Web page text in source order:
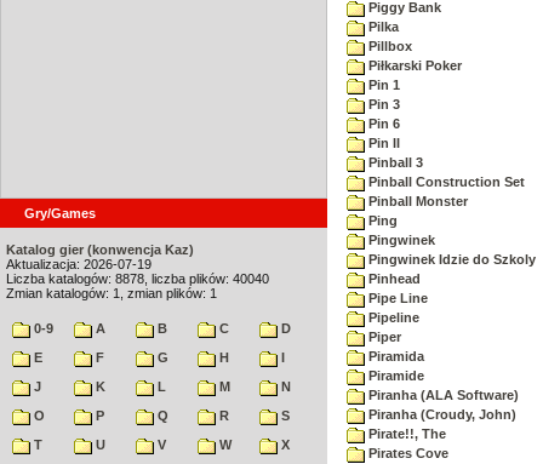
Gry/Games
Katalog gier (konwencja Kaz)
Aktualizacja: 2026-07-19
Liczba katalogów: 8878, liczba plików: 40040
Zmian katalogów: 1, zmian plików: 1
0-9 A B C
D
E
F G H
I
J
K L M
N
O
P Q R
S
T
U V W
X
Piggy Bank
Pilka
Pillbox
Piłkarski Poker
Pin 1
Pin 3
Pin 6
Pin II
Pinball 3
Pinball Construction Set
Pinball Monster
Ping
Pingwinek
Pingwinek Idzie do Szkoly
Pinhead
Pipe Line
Pipeline
Piper
Piramida
Piramide
Piranha (ALA Software)
Piranha (Croudy, John)
Pirate!!, The
Pirates Cove